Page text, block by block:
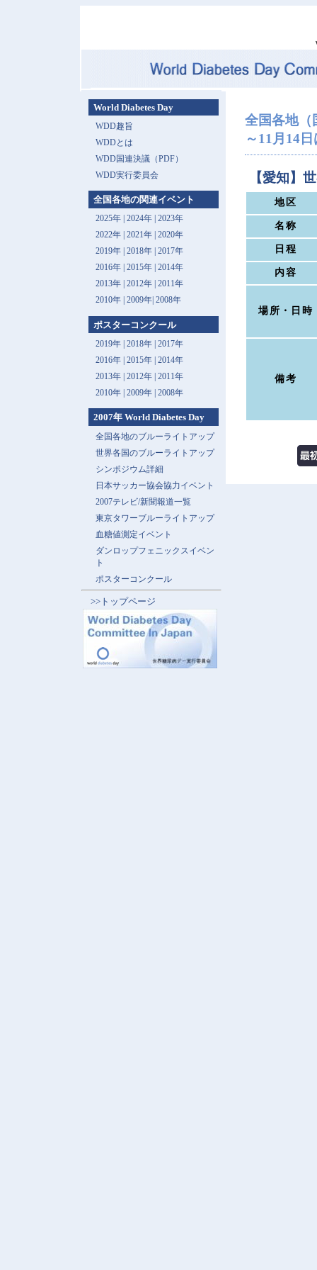
全国各地（
～11月14
【愛知】
地区
名称
日程
内容
場所・日時
備考
World Diabetes Day
WDD趣旨
WDDとは
WDD国連決議（PDF）
WDD実行委員会
全国各地の関連イベント
2025年| 2024年| 2023年
2022年| 2021年| 2020年
2019年| 2018年| 2017年
2016年| 2015年| 2014年
2013年 | 2012年| 2011年
2010年| 2009年| 2008年
ポスターコンクール
2019年 | 2018年 | 2017年
2016年 | 2015年 | 2014年
2013年 | 2012年 | 2011年
2010年 | 2009年 | 2008年
2007年 World Diabetes Day
全国各地のブルーライトアップ
世界各国のブルーライトアップ
シンポジウム詳細
日本サッカー協会協力イベント
2007テレビ/新聞報道一覧
東京タワーブルーライトアップ
血糖値測定イベント
ダンロップフェニックスイベン
ト
ポスターコンクール
>>トップページ